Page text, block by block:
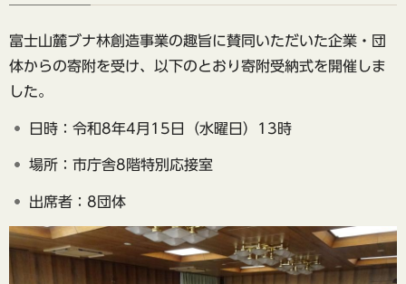
富士山麓ブナ林創造事業の趣旨に賛同いただいた企業・団
体からの寄附を受け、以下のとおり寄附受納式を開催しま
した。
日時：令和8年4月15日（水曜日）13時
場所：市庁舎8階特別応接室
出席者：8団体